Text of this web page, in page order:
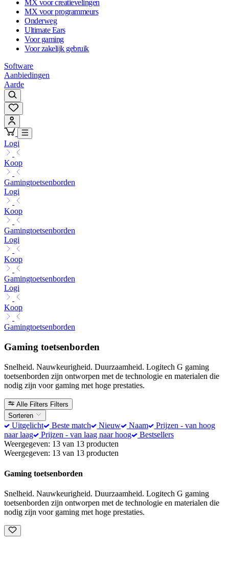
MX voor creatievelingen
MX voor programmeurs
Onderweg
Ultimate Ears
Voor gaming
Voor zakelijk gebruik
Software
Aanbiedingen
Aarde
Logi
Koop
Gamingtoetsenborden
Logi
Koop
Gamingtoetsenborden
Logi
Koop
Gamingtoetsenborden
Logi
Koop
Gamingtoetsenborden
Gaming toetsenborden
Snelheid. Nauwkeurigheid. Duurzaamheid. Logitech G gaming
toetsenborden zijn ontworpen met de technologie en materialen die
nodig zijn voor gaming met hoge prestaties.
Alle Filters Filters
Sorteren
Uitgelicht Beste match Nieuw Naam
Prijzen - van hoog
naar laag
Prijzen - van laag naar hoog
Bestsellers
Weergegeven: 13 van 13 producten
Weergegeven: 13 van 13 producten
Gaming toetsenborden
Snelheid. Nauwkeurigheid. Duurzaamheid. Logitech G gaming
toetsenborden zijn ontworpen met de technologie en materialen die
nodig zijn voor gaming met hoge prestaties.